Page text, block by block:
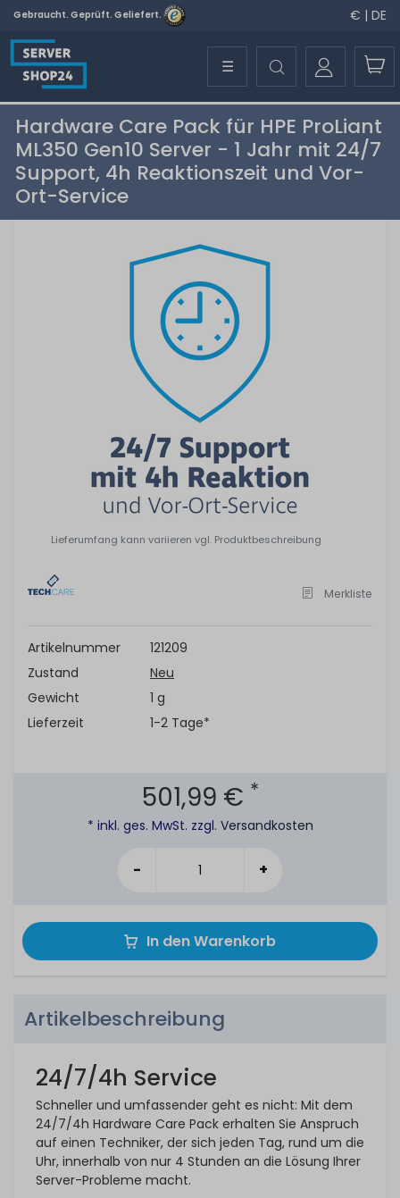
Gebraucht. Geprüft. Geliefert. € | DE
☰
Hardware Care Pack für HPE ProLiant
ML350 Gen10 Server - 1 Jahr mit 24/7
Support, 4h Reaktionszeit und Vor-
Ort-Service
Lieferumfang kann variieren vgl. Produktbeschreibung
Merkliste
Artikelnummer
121209
Zustand
Neu
Gewicht
1 g
Lieferzeit
1-2 Tage*
501,99 € *
* inkl. ges. MwSt. zzgl. Versandkosten
- +
In den Warenkorb
Artikelbeschreibung
24/7/4h Service
Schneller und umfassender geht es nicht: Mit dem
24/7/4h Hardware Care Pack erhalten Sie Anspruch
auf einen Techniker, der sich jeden Tag, rund um die
Uhr, innerhalb von nur 4 Stunden an die Lösung Ihrer
Server-Probleme macht.